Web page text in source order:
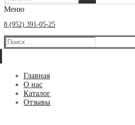
Меню
8 (952) 391-05-25
Искать:
Главная
О нас
Каталог
Отзывы